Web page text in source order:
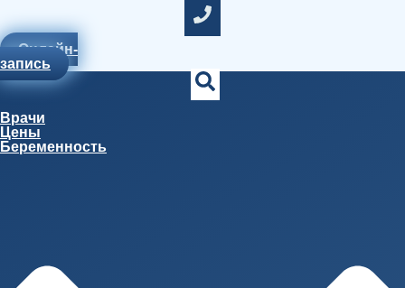
Онлайн-
запись
Врачи
Цены
Беременность